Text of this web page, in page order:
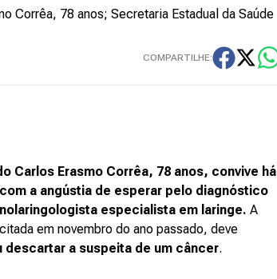
Corrêa, 78 anos; Secretaria Estadual da Saúde
COMPARTILHE:
Carlos Erasmo Corrêa, 78 anos, convive há
a angústia de esperar pelo diagnóstico
especialista em laringe. A
em novembro do ano passado, deve
descartar a suspeita de um câncer.